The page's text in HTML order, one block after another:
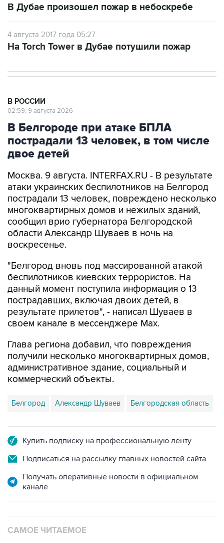
4 августа 2017 года 05:27
В Белгороде при атаке БПЛА
пострадали 13 человек, в том числе
двое детей
Москва. 9 августа. INTERFAX.RU - В результате
пострадали 13 человек, повреждено несколько
многоквартирных домов и нежилых зданий,
сообщил врио губернатора Белгородской
области Александр Шуваев в ночь на
воскресенье.
"Белгород вновь под массированной атакой
данный момент поступила информация о 13
пострадавших, включая двоих детей, в
результате прилетов", - написал Шуваев в
своем канале в мессенджере Max.
Глава региона добавил, что повреждения
административное здание, социальный и
коммерческий объекты.
Белгород Александр Шуваев
Подписаться на рассылку главных новостей сайта
Получать оперативные новости в официальном
Путин сообщил о решении сосредоточить в